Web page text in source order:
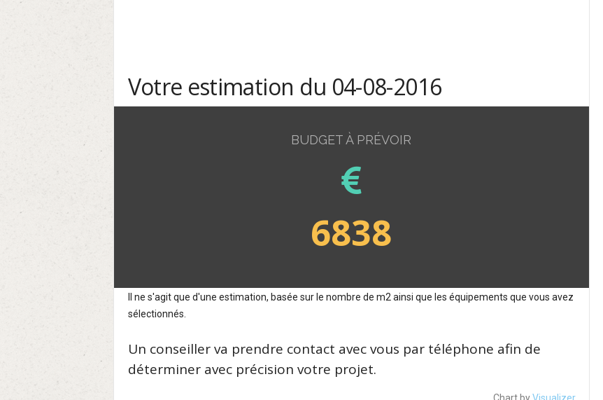
Votre estimation du 04-08-2016
BUDGET À PRÉVOIR
6838
Il ne s'agit que d'une estimation, basée sur le nombre de m2 ainsi que les équipements que vous avez
sélectionnés.
Un conseiller va prendre contact avec vous par téléphone afin de
déterminer avec précision votre projet.
Chart byVisualizer